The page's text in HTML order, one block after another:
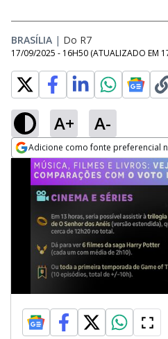
BRASÍLIA | Do R7
17/09/2025 - 16H50 (ATUALIZADO EM
A+ A-
Adicione como fonte preferencial
Opens in new window